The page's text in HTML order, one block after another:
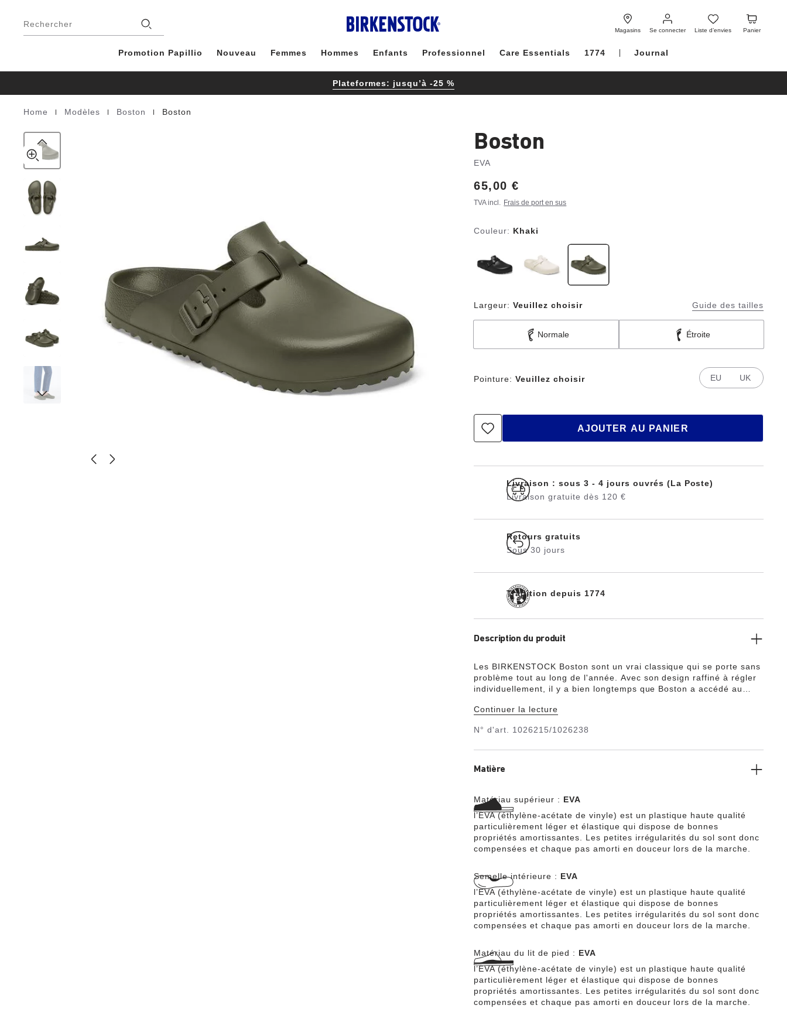
Rechercher
Magasins Se connecter
connecter
Liste d’envies
Liste
d’envies
Panier
Panier
Promotion Papillio Nouveau Femmes Hommes Enfants Professionnel Care Essentials 1774 Journal
Plateformes: jusqu’à -25 %
Homepage
Home Modèles Boston Boston
Boston
EVA
Price:
65,00 €
TVA incl. Frais de port en sus
Couleur: Khaki
Largeur: Veuillez choisir Guide des tailles
Normale Étroite
Pointure: Veuillez choisir EU UK
AJOUTER AU PANIER
Livraison : sous 3 - 4 jours ouvrés (La Poste)
Livraison gratuite dès 120 €
Retours gratuits
Sous 30 jours
Tradition depuis 1774
Description du produit
Les BIRKENSTOCK Boston sont un vrai classique qui se porte sans
problème tout au long de l'année. Avec son design raffiné à régler
individuellement, il y a bien longtemps que Boston a accédé au
matière synthétique EVA particulièrement légère et très flexible. La
substances nocives, réunit de nombreuses propriétés : elle est très
Continuer la lecture
N° d'art. 1026215/1026238
Matière
product
Matériau supérieur : EVA
l’EVA (éthylène-acétate de vinyle) est un plastique haute qualité
particulièrement léger et élastique qui dispose de bonnes
propriétés amortissantes. Les petites irrégularités du sol sont donc
compensées et chaque pas amorti en douceur lors de la marche.
Semelle intérieure : EVA
l’EVA (éthylène-acétate de vinyle) est un plastique haute qualité
particulièrement léger et élastique qui dispose de bonnes
propriétés amortissantes. Les petites irrégularités du sol sont donc
compensées et chaque pas amorti en douceur lors de la marche.
Matériau du lit de pied : EVA
l’EVA (éthylène-acétate de vinyle) est un plastique haute qualité
particulièrement léger et élastique qui dispose de bonnes
propriétés amortissantes. Les petites irrégularités du sol sont donc
compensées et chaque pas amorti en douceur lors de la marche.